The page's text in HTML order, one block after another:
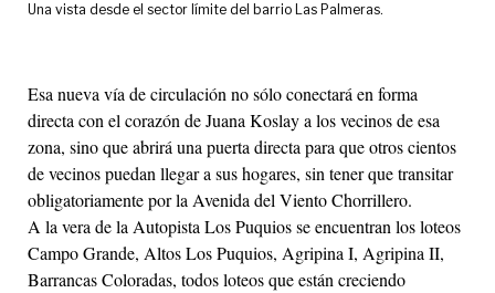
Una vista desde el sector límite del barrio Las Palmeras.
Esa nueva vía de circulación no sólo conectará en forma
directa con el corazón de Juana Koslay a los vecinos de esa
zona, sino que abrirá una puerta directa para que otros cientos
de vecinos puedan llegar a sus hogares, sin tener que transitar
obligatoriamente por la Avenida del Viento Chorrillero.
A la vera de la Autopista Los Puquios se encuentran los loteos
Campo Grande, Altos Los Puquios, Agripina I, Agripina II,
Barrancas Coloradas, todos loteos que están creciendo